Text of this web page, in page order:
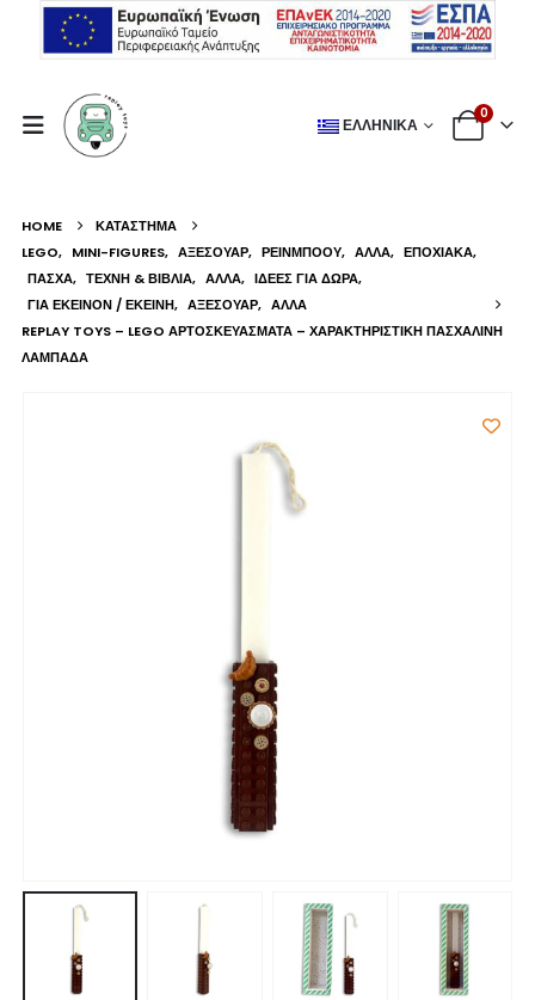
ΕΛΛΗΝΙΚΆ
0
HOME
ΚΑΤΆΣΤΗΜΑ
LEGO, MINI-FIGURES, ΑΞΕΣΟΥΆΡ, ΡΕΙΝΜΠΟΟΥ, ΆΛΛΑ, ΕΠΟΧΙΑΚΆ,
ΠΆΣΧΑ, ΤΈΧΝΗ & ΒΙΒΛΊΑ, ΆΛΛΑ, ΙΔΈΕΣ ΓΙΑ ΔΏΡΑ,
ΓΙΑ ΕΚΕΊΝΟΝ / ΕΚΕΊΝΗ, ΑΞΕΣΟΥΆΡ, ΆΛΛΑ
REPLAY TOYS – LEGO ΑΡΤΟΣΚΕΥΆΣΜΑΤΑ – ΧΑΡΑΚΤΗΡΙΣΤΙΚΉ ΠΑΣΧΑΛΙΝΉ
ΛΑΜΠΆΔΑ